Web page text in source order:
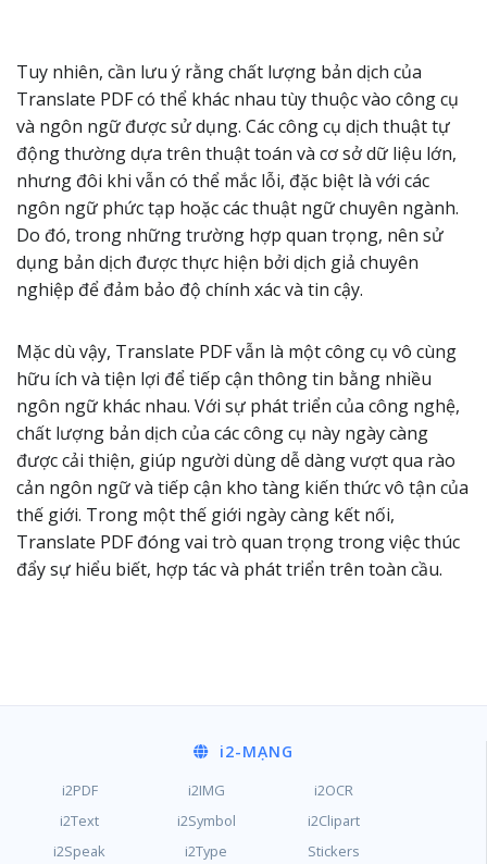
Tuy nhiên, cần lưu ý rằng chất lượng bản dịch của
Translate PDF có thể khác nhau tùy thuộc vào công cụ
và ngôn ngữ được sử dụng. Các công cụ dịch thuật tự
động thường dựa trên thuật toán và cơ sở dữ liệu lớn,
nhưng đôi khi vẫn có thể mắc lỗi, đặc biệt là với các
ngôn ngữ phức tạp hoặc các thuật ngữ chuyên ngành.
Do đó, trong những trường hợp quan trọng, nên sử
dụng bản dịch được thực hiện bởi dịch giả chuyên
nghiệp để đảm bảo độ chính xác và tin cậy.
Mặc dù vậy, Translate PDF vẫn là một công cụ vô cùng
hữu ích và tiện lợi để tiếp cận thông tin bằng nhiều
ngôn ngữ khác nhau. Với sự phát triển của công nghệ,
chất lượng bản dịch của các công cụ này ngày càng
được cải thiện, giúp người dùng dễ dàng vượt qua rào
cản ngôn ngữ và tiếp cận kho tàng kiến thức vô tận của
thế giới. Trong một thế giới ngày càng kết nối,
Translate PDF đóng vai trò quan trọng trong việc thúc
đẩy sự hiểu biết, hợp tác và phát triển trên toàn cầu.
i2-MẠNG
i2PDF i2IMG
i2OCR
i2Text
i2Symbol
i2Clipart
i2Speak
i2Type Stickers